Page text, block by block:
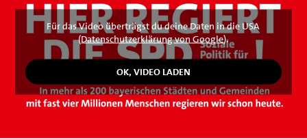
Für das Video überträgst du deine Daten in die USA
(Datenschutzerklärung von Google).